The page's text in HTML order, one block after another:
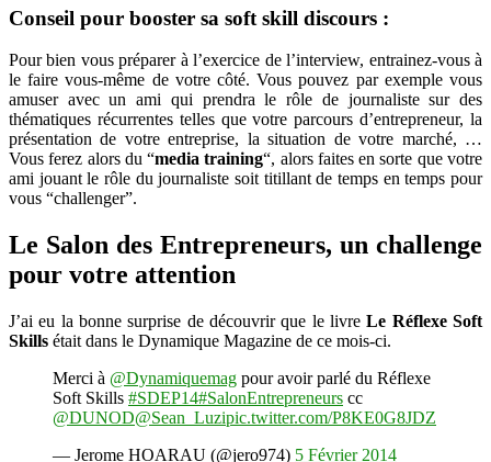
Conseil pour booster sa soft skill discours :
Pour bien vous préparer à l’exercice de l’interview, entrainez-vous à
le faire vous-même de votre côté. Vous pouvez par exemple vous
amuser avec un ami qui prendra le rôle de journaliste sur des
thématiques récurrentes telles que votre parcours d’entrepreneur, la
présentation de votre entreprise, la situation de votre marché, …
Vous ferez alors du “media training“, alors faites en sorte que votre
ami jouant le rôle du journaliste soit titillant de temps en temps pour
vous “challenger”.
Le Salon des Entrepreneurs, un challenge
pour votre attention
J’ai eu la bonne surprise de découvrir que le livreLe Réflexe Soft
Skills était dans le Dynamique Magazine de ce mois-ci.
Merci à @Dynamiquemag pour avoir parlé du Réflexe
Soft Skills #SDEP14#SalonEntrepreneurs cc
@DUNOD@Sean_Luzipic.twitter.com/P8KE0G8JDZ
— Jerome HOARAU (@jero974) 5 Février 2014